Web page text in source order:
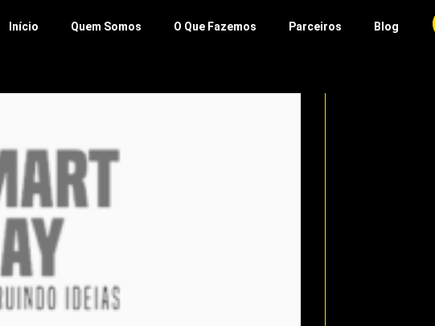
Início Quem Somos O Que Fazemos Parceiros Blog